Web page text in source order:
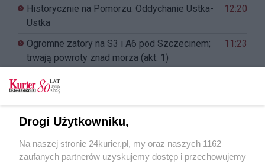
Historycznie na Pomorzu. Oddychanie Ustka-
Ustka
12:20
Ogromne zatory na S3 i A6 pod Szczecinem;
trwają powroty znad morza (akt. 1)
11:23
Piłka nożna. Rezerwy Pogoni rozgromiły
Chemika
Drogi Użytkowniku,
Na naszej stronie 24kurier.pl, my oraz naszych 1162
zaufanych partnerów uzyskujemy dostęp i przechowujemy